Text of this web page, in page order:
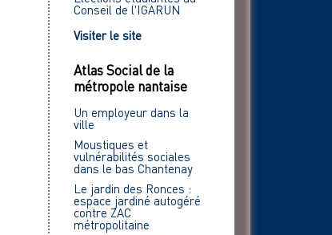
Conseil de l'IGARUN
Visiter le site
Atlas Social de la
métropole nantaise
Un employeur dans la
ville
Moustiques et
vulnérabilités sociales
dans le bas Chantenay
Le jardin des Ronces :
espace jardiné autogéré
contre ZAC
métropolitaine